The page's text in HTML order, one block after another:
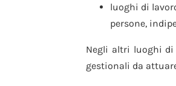
luoghi di
persone,
Negli altri luoghi di
gestionali da